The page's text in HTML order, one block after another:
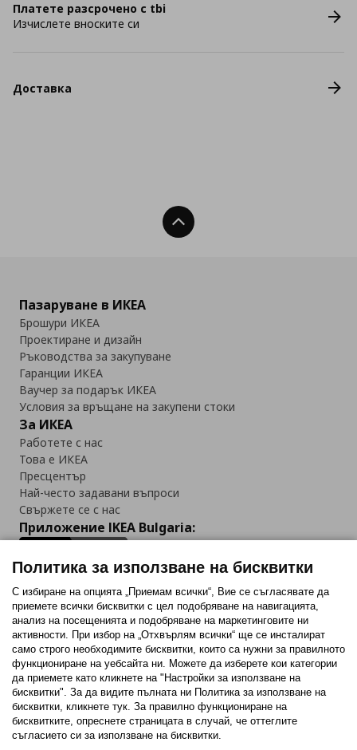
Платете разсрочено с tbi
Изчислете вноските си
Доставка
Нагоре
Пазаруване в ИКЕА
Брошури ИКЕА
Проектиране и дизайн
Ръководства за закупуване
Гаранции ИКЕА
Ваучер за подарък ИКЕА
Условия за връщане на закупени стоки
За ИКЕА
Работете с нас
Това е ИКЕА
Пресцентър
Най-често задавани въпроси
Свържете се с нас
Приложение IKEA Bulgaria:
Последвайте ни:
FacebookTwitterYoutubePinterestInstagram
Политика за използване на бисквитки (Cookies)
Политика за използване на бисквитки
С избиране на опцията „Приемам всички“, Вие се съгласявате да
приемете всички бисквитки с цел подобряване на навигацията,
анализ на посещенията и подобряване на маркетинговите ни
активности. При избор на „Отхвърлям всички“ ще се инсталират
само строго необходимитe бисквитки, които са нужни за правилното
функциониране на уебсайта ни. Можете да изберете кои категории
да приемете като кликнете на "Настройки за използване на
бисквитки". За да видите пълната ни Политика за използване на
бисквитки, кликнете тук. За правилно функциониране на
бисквитките, опреснете страницата в случай, че оттеглите
съгласието си за използване на бисквитки.